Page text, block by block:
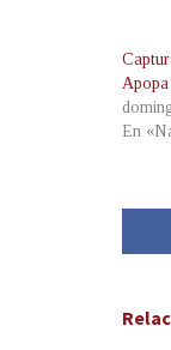
Apopa
En